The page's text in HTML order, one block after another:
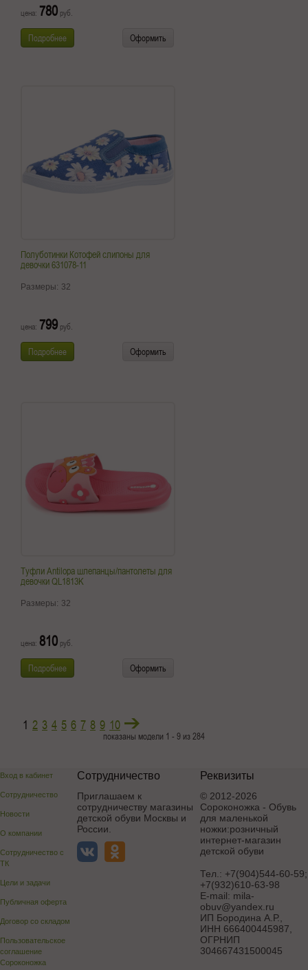
цена: 780 руб.
Подробнее Оформить
Полуботинки Котофей слипоны для
девочки 631078-11
Размеры: 32
цена: 799 руб.
Подробнее Оформить
Туфли Antilopa шлепанцы/пантолеты для
девочки QL1813K
Размеры: 32
цена: 810 руб.
Подробнее Оформить
1 2 3 4 5 6 7 8 9 10
показаны модели 1 - 9 из 284
Вход в кабинет
Сотрудничество
Новости
О компании
Сотрудничество с
ТК
Цели и задачи
Публичная оферта
Договор со складом
Пользовательское
соглашение
Сороконожка
Сотрудничество
Приглашаем к
сотрудничеству магазины
детской обуви Москвы и
России.
Реквизиты
© 2012-2026
Сороконожка - Обувь
для маленькой
ножки:розничный
интернет-магазин
детской обуви
Тел.: +7(904)544-60-59;
+7(932)610-63-98
E-mail: mila-
obuv@yandex.ru
ИП Бородина А.Р.
ИНН 666400445987,
ОГРНИП
304667431500045